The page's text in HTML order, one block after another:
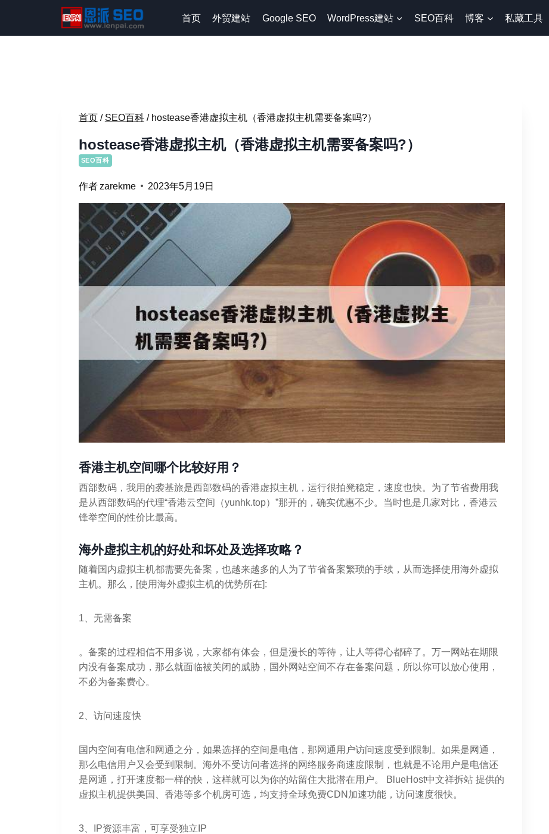
内
首页 外贸建站 Google SEO WordPress建站 SEO百科 博客 私藏工具
首页 / SEO百科 / hostease香港虚拟主机（香港虚拟主机需要备案吗?）
hostease香港虚拟主机（香港虚拟主机需要备案吗?）
SEO百科
作者zarekme 2023年5月19日
香港主机空间哪个比较好用？
西部数码，我用的袭基旅是西部数码的香港虚拟主机，运行很拍凳稳定，速度也快。为了节省费用我
是从西部数码的代理“香港云空间（yunhk.top）”那开的，确实优惠不少。当时也是几家对比，香港云
锋举空间的性价比最高。
海外虚拟主机的好处和坏处及选择攻略？
随着国内虚拟主机都需要先备案，也越来越多的人为了节省备案繁琐的手续，从而选择使用海外虚拟
主机。那么，[使用海外虚拟主机的优势所在]:
1、无需备案
。备案的过程相信不用多说，大家都有体会，但是漫长的等待，让人等得心都碎了。万一网站在期限
内没有备案成功，那么就面临被关闭的威胁，国外网站空间不存在备案问题，所以你可以放心使用，
不必为备案费心。
2、访问速度快
国内空间有电信和网通之分，如果选择的空间是电信，那网通用户访问速度受到限制。如果是网通，
那么电信用户又会受到限制。海外不受访问者选择的网络服务商速度限制，也就是不论用户是电信还
是网通，打开速度都一样的快，这样就可以为你的站留住大批潜在用户。 BlueHost中文祥拆站 提供的
虚拟主机提供美国、香港等多个机房可选，均支持全球免费CDN加速功能，访问速度很快。
3、IP资源丰富，可享受独立IP